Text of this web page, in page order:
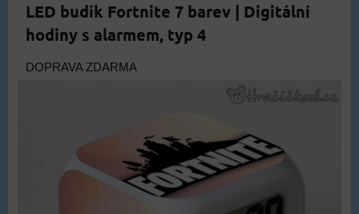
LED budík Fortnite 7 barev | Digitální
hodiny s alarmem, typ 4
DOPRAVA ZDARMA